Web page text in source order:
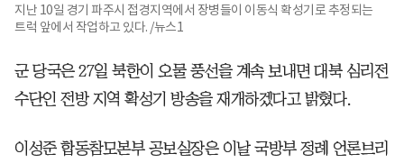
지난 10일 경기 파주시 접경지역에서 장병들이 이동식 확성기로 추정되는
트럭 앞에서 작업하고 있다. /뉴스1
군 당국은 27일 북한이 오물 풍선을 계속 보내면 대북 심리전
수단인 전방 지역 확성기 방송을 재개하겠다고 밝혔다.
이성준 합동참모본부 공보실장은 이날 국방부 정례 언론브리